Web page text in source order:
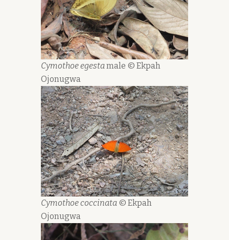
Cymothoe egestamale © Ekpah
Ojonugwa
Cymothoe coccinata © Ekpah
Ojonugwa